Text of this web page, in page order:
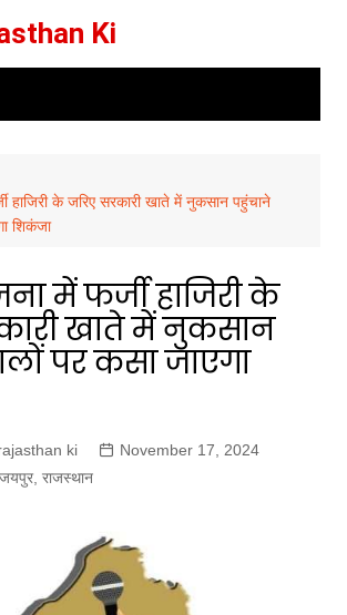
Ki
हाजिरी के जरिए सरकारी खाते में नुकसान पहुंचाने
शिकंजा
में फर्जी हाजिरी के
खाते में नुकसान
पर कसा जाएगा
ki
November 17, 2024
जयपुर, राजस्थान